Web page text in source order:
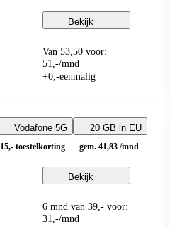
Van 53,50 voor:
51 -/mnd
+0 -eenmalig
Bekijk
Vodafone 5G 20 GB in EU
15,- toestelkorting gem. 41,83 /mnd
6 mnd van 39,- voor:
31 -/mnd
Bekijk